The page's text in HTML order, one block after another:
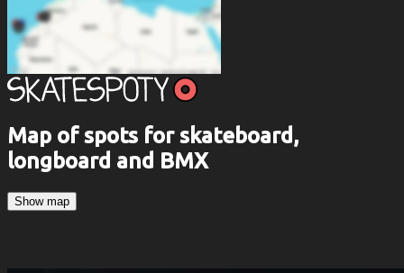
Map of spots for skateboard,
longboard and BMX
Show map